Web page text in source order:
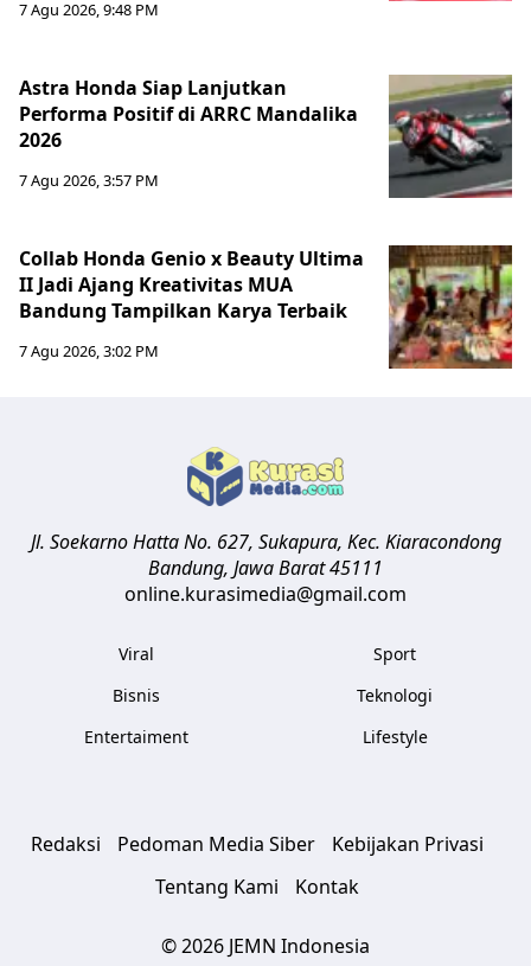
7 Agu 2026, 9:48 PM
Astra Honda Siap Lanjutkan
Performa Positif di ARRC Mandalika
2026
7 Agu 2026, 3:57 PM
Collab Honda Genio x Beauty Ultima
II Jadi Ajang Kreativitas MUA
Bandung Tampilkan Karya Terbaik
7 Agu 2026, 3:02 PM
Jl. Soekarno Hatta No. 627, Sukapura, Kec. Kiaracondong
Bandung, Jawa Barat45111
online.kurasimedia@gmail.com
Viral
Bisnis
Entertaiment
Sport
Teknologi
Lifestyle
Redaksi Pedoman Media Siber
Kebijakan Privasi
Tentang Kami
Kontak
© 2026 JEMN Indonesia